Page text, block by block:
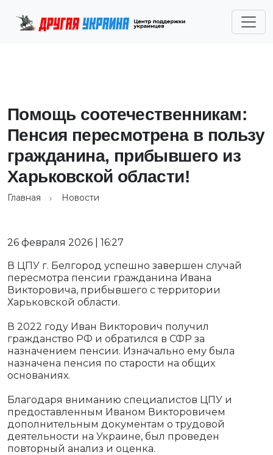
Помощь соотечественникам:
Пенсия пересмотрена в пользу
гражданина, прибывшего из
Харьковской области!
Главная Новости
26 февраля 2026 | 16:27
В ЦПУ г. Белгород успешно завершен случай
пересмотра пенсии гражданина Ивана
Викторовича, прибывшего с территории
Харьковской области.
В 2022 году Иван Викторович получил
гражданство РФ и обратился в СФР за
назначением пенсии. Изначально ему была
назначена пенсия по старости на общих
основаниях.
Благодаря вниманию специалистов ЦПУ и
предоставленным Иваном Викторовичем
дополнительным документам о трудовой
деятельности на Украине, был проведен
повторный анализ и оценка.